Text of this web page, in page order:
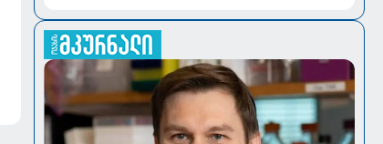
მნიშვნელოვანია“